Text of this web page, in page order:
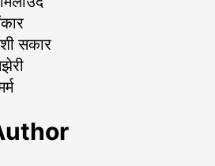
सकार